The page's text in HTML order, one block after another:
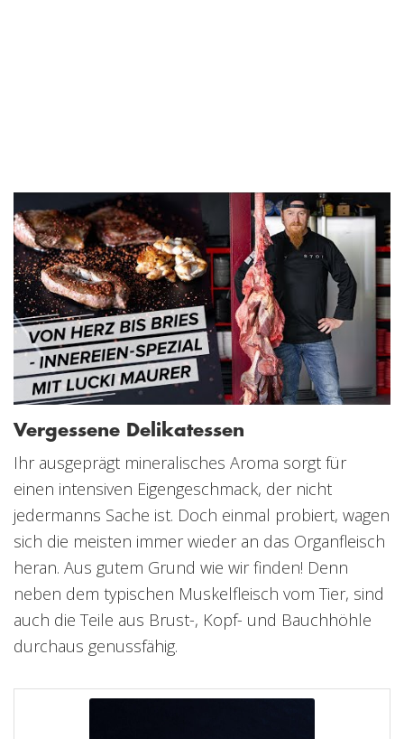
Vergessene Delikatessen
Ihr ausgeprägt mineralisches Aroma sorgt für
einen intensiven Eigengeschmack, der nicht
jedermanns Sache ist. Doch einmal probiert, wagen
sich die meisten immer wieder an das Organfleisch
heran. Aus gutem Grund wie wir finden! Denn
neben dem typischen Muskelfleisch vom Tier, sind
auch die Teile aus Brust-, Kopf- und Bauchhöhle
durchaus genussfähig.